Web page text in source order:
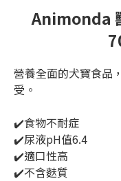
Animonda
營養全面的犬寶食品
受。
✔️食物不耐症
✔️尿液pH值6.4
✔️適口性高
✔️不含麩質